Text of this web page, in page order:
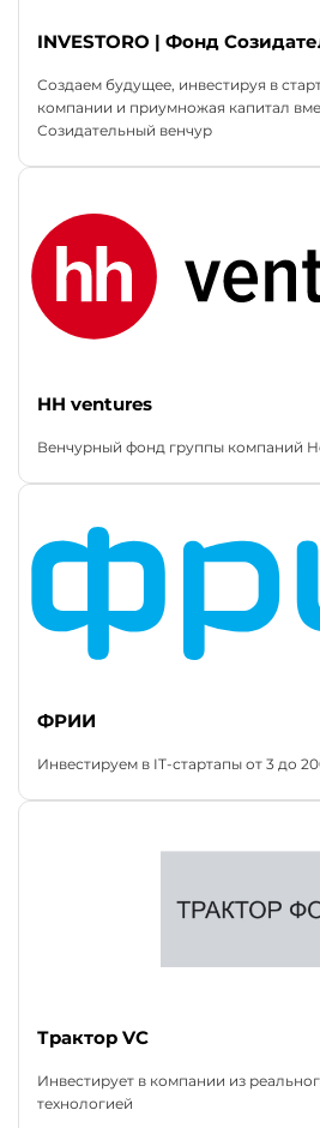
INVESTORO | Фонд
Создаем будущее, инвестируя в
компании и приумножая капитал
Созидательный венчур
HH ventures
Венчурный фонд группы компаний
ФРИИ
Инвестируем в IT-стартапы от 3 до
Трактор VC
Инвестирует в компании из
технологией